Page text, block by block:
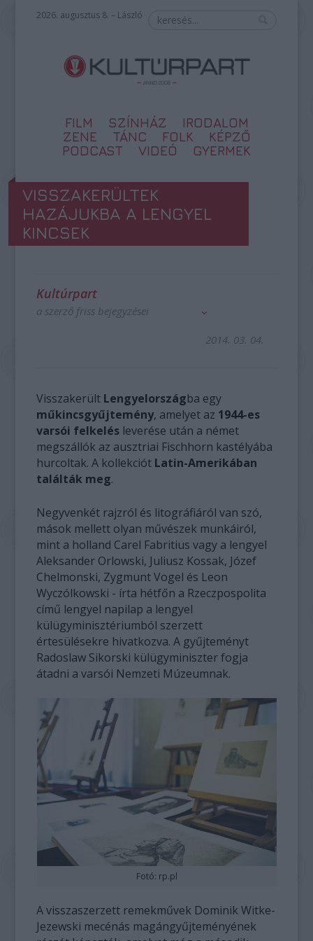
2026. augusztus 8. – László
FILM SZÍNHÁZ
IRODALOM
ZENE
TÁNC FOLK
KÉPZŐ
PODCAST
VIDEÓ GYERMEK
VISSZAKERÜLTEK
HAZÁJUKBA A LENGYEL
KINCSEK
Kultúrpart
a szerző friss bejegyzései
2014. 03. 04.
Visszakerült Lengyelországba egy
műkincsgyűjtemény, amelyet az 1944-es
varsói felkelés leverése után a német
megszállók az ausztriai Fischhorn kastélyába
hurcoltak. A kollekciót Latin-Amerikában
találták meg.
Negyvenkét rajzról és litográfiáról van szó,
mások mellett olyan művészek munkáiról,
mint a holland Carel Fabritius vagy a lengyel
Aleksander Orlowski, Juliusz Kossak, Józef
Chelmonski, Zygmunt Vogel és Leon
Wyczólkowski - írta hétfőn a Rzeczpospolita
című lengyel napilap a lengyel
külügyminisztériumból szerzett
értesülésekre hivatkozva. A gyűjteményt
Radoslaw Sikorski külügyminiszter fogja
átadni a varsói Nemzeti Múzeumnak.
Fotó: rp.pl
A visszaszerzett remekművek Dominik Witke-
Jezewski mecénás magángyűjteményének